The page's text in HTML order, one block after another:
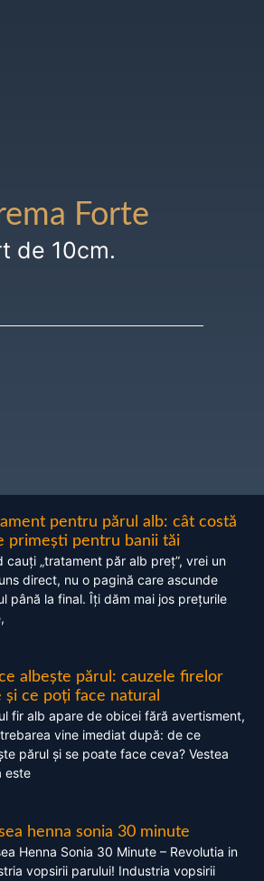
Forte
de 10cm.
pentru părul alb: cât costă
primești pentru banii tăi
cauți „tratament păr alb preț”, vrei un
direct, nu o pagină care ascunde
până la final. Îți dăm mai jos prețurile
albește părul: cauzele firelor
și ce poți face natural
fir alb apare de obicei fără avertisment,
vine imediat după: de ce
părul și se poate face ceva? Vestea
este
henna sonia 30 minute
Henna Sonia 30 Minute – Revolutia in
vopsirii parului! Industria vopsirii